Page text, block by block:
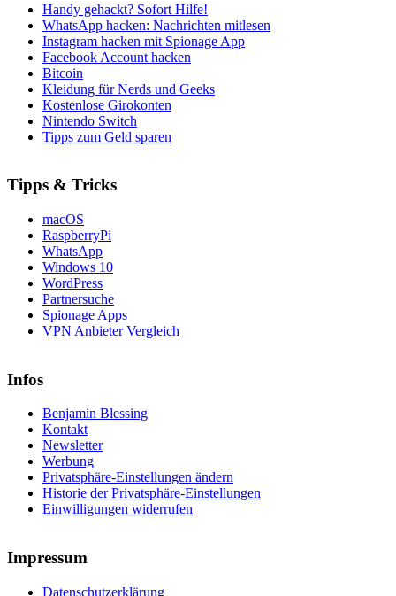
Handy gehackt? Sofort Hilfe!
WhatsApp hacken: Nachrichten mitlesen
Instagram hacken mit Spionage App
Facebook Account hacken
Bitcoin
Kleidung für Nerds und Geeks
Kostenlose Girokonten
Nintendo Switch
Tipps zum Geld sparen
Tipps & Tricks
macOS
RaspberryPi
WhatsApp
Windows 10
WordPress
Partnersuche
Spionage Apps
VPN Anbieter Vergleich
Infos
Benjamin Blessing
Kontakt
Newsletter
Werbung
Privatsphäre-Einstellungen ändern
Historie der Privatsphäre-Einstellungen
Einwilligungen widerrufen
Impressum
Datenschutzerklärung